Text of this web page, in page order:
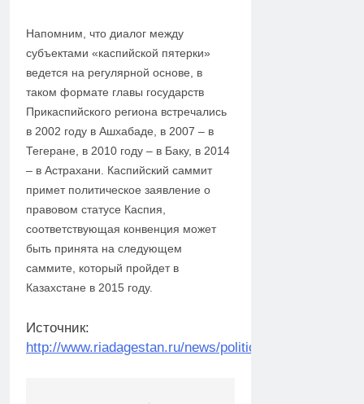
Напомним, что диалог между
субъектами «каспийской пятерки»
ведется на регулярной основе, в
таком формате главы государств
Прикаспийского региона встречались
в 2002 году в Ашхабаде, в 2007 – в
Тегеране, в 2010 году – в Баку, в 2014
– в Астрахани. Каспийский саммит
примет политическое заявление о
правовом статусе Каспия,
соответствующая конвенция может
быть принята на следующем
саммите, который пройдет в
Казахстане в 2015 году.
Источник:
http://www.riadagestan.ru/news/politics/